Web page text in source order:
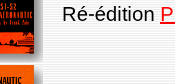
Ré-édition